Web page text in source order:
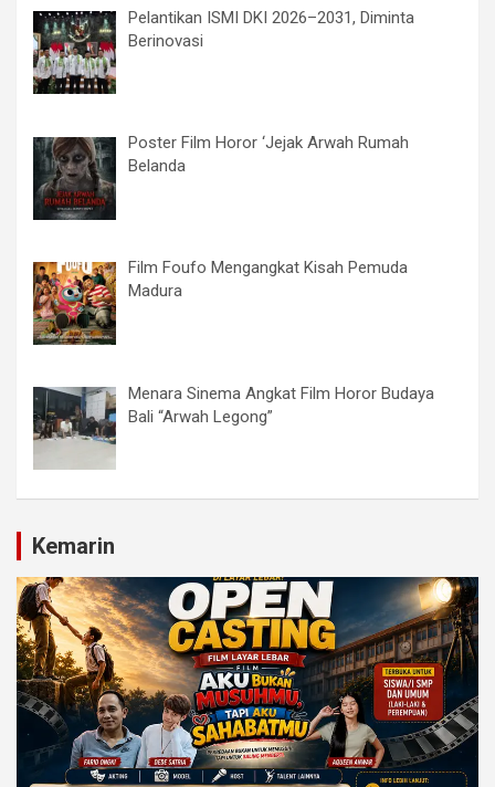
Pelantikan ISMI DKI 2026–2031, Diminta
Berinovasi
Poster Film Horor ‘Jejak Arwah Rumah
Belanda
Film Foufo Mengangkat Kisah Pemuda
Madura
Menara Sinema Angkat Film Horor Budaya
Bali “Arwah Legong”
Kemarin